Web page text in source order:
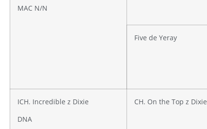
MAC N/N
Five de Yeray
ICH. Incredible z Dixie
DNA
CH. On the Top z Dixie